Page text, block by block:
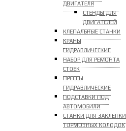
ДВИГАТЕЛЯ
СТЕНДЫ ДЛЯ
ДВИГАТЕЛЕЙ
КЛЕПАЛЬНЫЕ СТАНКИ
КРАНЫ
ГИДРАВЛИЧЕСКИЕ
НАБОР ДЛЯ РЕМОНТА
СТОЕК
ПРЕССЫ
ГИДРАВЛИЧЕСКИЕ
ПОДСТАВКИ ПОД
АВТОМОБИЛИ
СТАНКИ ДЛЯ ЗАКЛЕПКИ
ТОРМОЗНЫХ КОЛОДОК